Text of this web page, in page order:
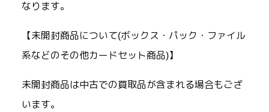
なります。
【未開封商品について(ボックス・パック・ファイル
系などのその他カードセット商品)】
未開封商品は中古での買取品が含まれる場合もござ
います。